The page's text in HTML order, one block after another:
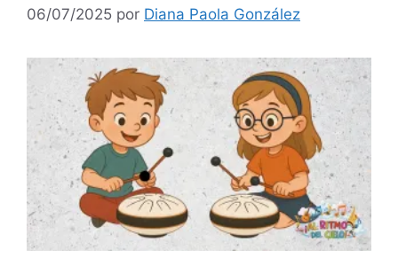
06/07/2025 por Diana Paola González